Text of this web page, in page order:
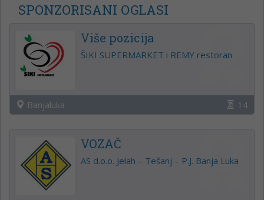
SPONZORISANI OGLASI
Više pozicija
ŠIKI SUPERMARKET i REMY restoran
Banjaluka 14
VOZAČ
AS d.o.o. Jelah – Tešanj – P.J. Banja Luka